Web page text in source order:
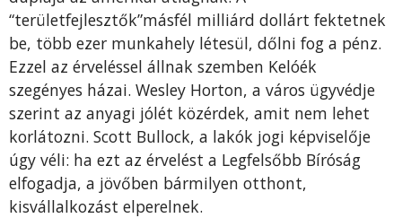
“területfejlesztők”másfél milliárd dollárt fektetnek
be, több ezer munkahely létesül, dőlni fog a pénz.
Ezzel az érveléssel állnak szemben Kelóék
szegényes házai. Wesley Horton, a város ügyvédje
szerint az anyagi jólét közérdek, amit nem lehet
korlátozni. Scott Bullock, a lakók jogi képviselője
úgy véli: ha ezt az érvelést a Legfelsőbb Bíróság
elfogadja, a jövőben bármilyen otthont,
kisvállalkozást elperelnek.